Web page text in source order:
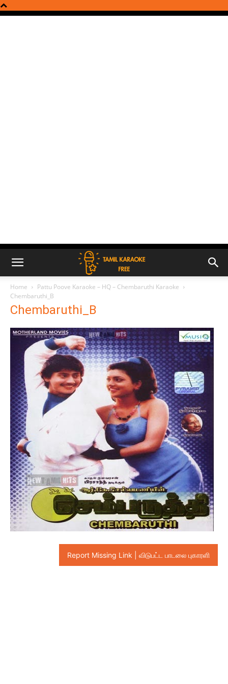
Home
Pattu Poove Karaoke – HQ – Chembaruthi Karaoke
Chembaruthi_B
Chembaruthi_B
Report Missing Link | விடுபட்ட பாடலை புகாரளி